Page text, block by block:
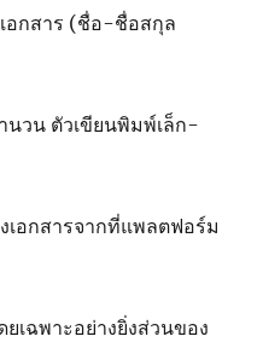
อกสาร (ชื่อ-ชื่อสกุล
นวน ตัวเขียนพิมพ์เล็ก-
เอกสารจากที่แพลตฟอร์ม
เฉพาะอย่างยิ่งส่วนของ